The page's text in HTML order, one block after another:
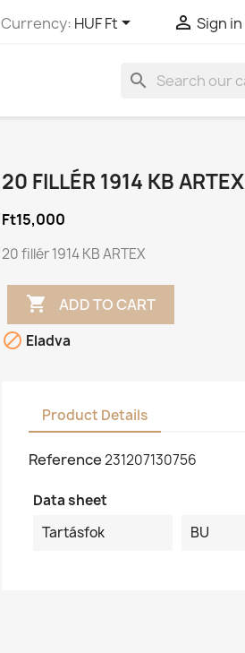
Currency: HUF Ft  Sign in
search
20 FILLÉR 1914 KB ARTEX
Ft15,000
20 fillér 1914 KB ARTEX
 ADD TO CART
 Eladva
Product Details
Reference231207130756
Data sheet
Tartásfok
BU